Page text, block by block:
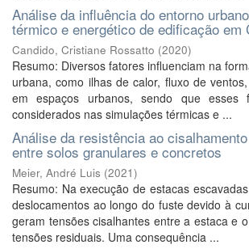
Análise da influência do entorno
térmico e energético de edificação em
Candido, Cristiane Rossatto (2020)
Resumo: Diversos fatores influenciam na
urbana, como ilhas de calor, fluxo de
em espaços urbanos, sendo que esses
considerados nas simulações térmicas e ...
Análise da resistência ao
entre solos granulares e concretos
Meier, André Luis (2021)
Resumo: Na execução de estacas
deslocamentos ao longo do fuste devido à
geram tensões cisalhantes entre a estaca e
tensões residuais. Uma consequência ...